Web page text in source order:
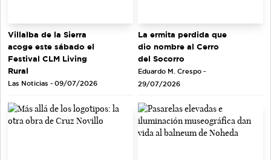
Villalba de la Sierra
acoge este sábado el
Festival CLM Living
Rural
Las Noticias - 09/07/2026
La ermita perdida que
dio nombre al Cerro
del Socorro
Eduardo M. Crespo -
29/07/2026